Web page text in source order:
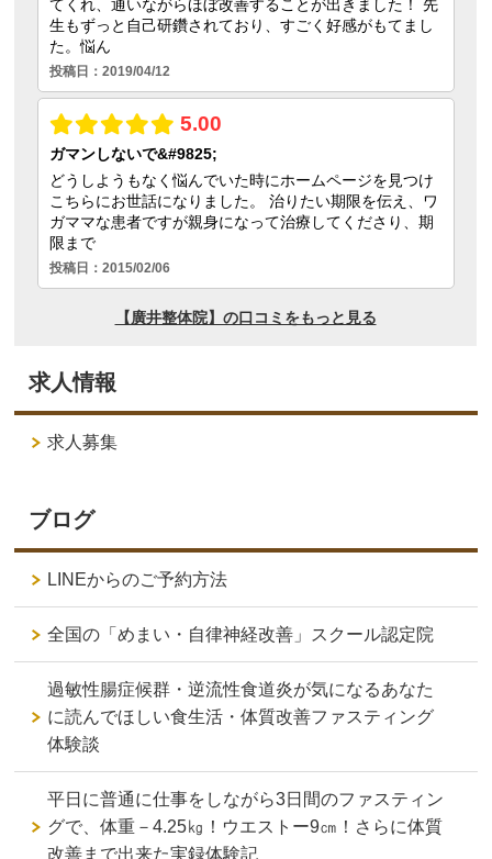
求人情報
求人募集
ブログ
LINEからのご予約方法
全国の「めまい・自律神経改善」スクール認定院
過敏性腸症候群・逆流性食道炎が気になるあなた
に読んでほしい食生活・体質改善ファスティング
体験談
平日に普通に仕事をしながら3日間のファスティン
グで、体重－4.25㎏！ウエストー9㎝！さらに体質
改善まで出来た実録体験記